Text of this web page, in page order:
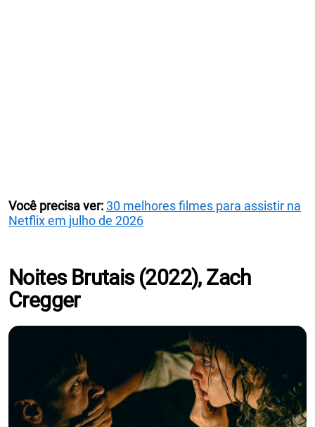
Você precisa ver: 30 melhores filmes para assistir na
Netflix em julho de 2026
Noites Brutais (2022), Zach
Cregger